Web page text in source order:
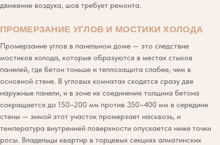
движение воздуха, шов требует ремонта.
ПРОМЕРЗАНИЕ УГЛОВ И МОСТИКИ ХОЛОДА
Промерзание углов в панельном доме — это следствие
мостиков холода, которые образуются в местах стыков
панелей, где бетон тоньше и теплозащита слабее, чем в
основной стене. В угловых комнатах сходятся сразу две
наружные панели, и в зоне их соединения толщина бетона
сокращается до 150–200 мм против 350–400 мм в середине
стены — зимой этот участок промерзает насквозь, и
температура внутренней поверхности опускается ниже точки
росы. Владельцы квартир в торцевых секциях алматинских